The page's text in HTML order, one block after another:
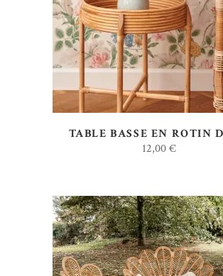
AJOUTER AU DEVIS
TABLE BASSE EN ROTIN
12,00€